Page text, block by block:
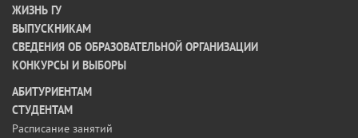
ЖИЗНЬ ГУ
ВЫПУСКНИКАМ
СВЕДЕНИЯ ОБ ОБРАЗОВАТЕЛЬНОЙ ОРГАНИЗАЦИИ
КОНКУРСЫ И ВЫБОРЫ
АБИТУРИЕНТАМ
СТУДЕНТАМ
Расписание занятий